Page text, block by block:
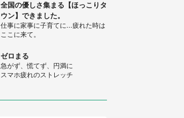
全国の優しさ集まる【ほっこりタ
ウン】できました。
仕事に家事に子育てに...疲れた時は
ここに来て。
ゼロまる
急がず、慌てず、円満に
スマホ疲れのストレッチ